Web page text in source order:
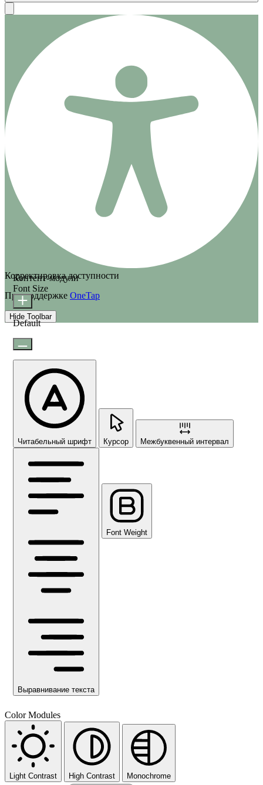
Корректировка доступности
При поддержке OneTap
Hide Toolbar
Контент-модули
Font Size
Default
Читабельный шрифт Курсор Межбуквенный интервал
Выравнивание текста
Font Weight
Color Modules
Light Contrast High Contrast Monochrome